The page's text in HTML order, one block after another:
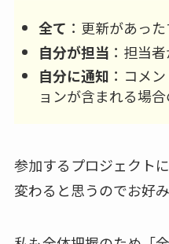
全て ：更新があっ
自分が担当 ：担当
自分に通知 ：コメ
ョンが含まれる場
参加するプロジェクト
変わると思うのでお好